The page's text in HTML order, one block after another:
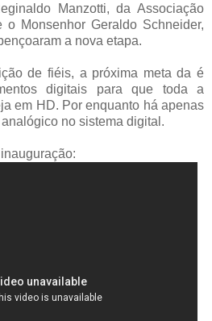
Manzotti, da Associação
Monsenhor Geraldo Schneider,
a nova etapa.
de fiéis, a próxima meta da é
digitais para que toda a
em HD. Por enquanto há apenas
no sistema digital.